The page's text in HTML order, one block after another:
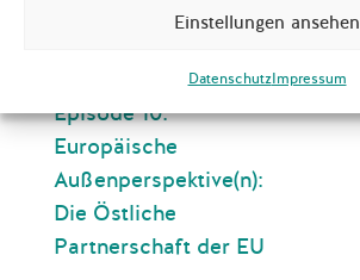
Einstellungen ansehen
DatenschutzImpressum
Außenperspektive(n):
Episode 10:
Europäische
Außenperspektive(n):
Die Östliche
Partnerschaft der EU